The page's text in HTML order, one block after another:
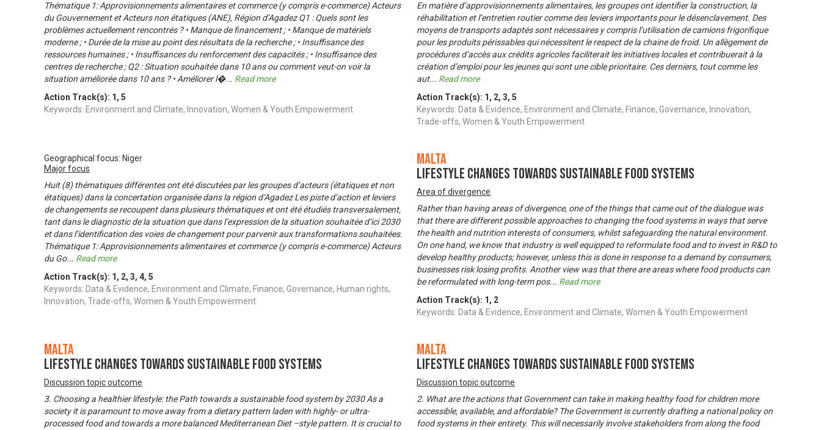
Thématique 1: Approvisionnements alimentaires et commerce (y compris e-commerce) Acteurs
du Gouvernement et Acteurs non étatiques (ANE), Région d’Agadez Q1 : Quels sont les
problèmes actuellement rencontrés ? • Manque de financement ; • Manque de matériels
moderne ; • Durée de la mise au point des résultats de la recherche ; • Insuffisance des
ressources humaines ; • Insuffisances du renforcement des capacités ; • Insuffisance des
centres de recherche ; Q2 : Situation souhaitée dans 10 ans ou comment veut-on voir la
situation améliorée dans 10 ans ? • Améliorer l�... Read more
Action Track(s): 1 , 5
Keywords: Environment and Climate, Innovation, Women & Youth Empowerment
En matière d’approvisionnements alimentaires, les groupes ont identifier la construction, la
réhabilitation et l’entretien routier comme des leviers importants pour le désenclavement. Des
moyens de transports adaptés sont nécessaires y compris l’utilisation de camions frigorifique
pour les produits périssables qui nécessitent le respect de la chaine de froid. Un allègement de
procédures d’accès aux crédits agricoles faciliterait les initiatives locales et contribuerait à la
création d’emploi pour les jeunes qui sont une cible prioritaire. Ces derniers, tout comme les
aut... Read more
Action Track(s): 1 , 2, 3, 5
Keywords: Data & Evidence, Environment and Climate, Finance, Governance, Innovation,
Trade-offs, Women & Youth Empowerment
Geographical focus: Niger
Major focus
Huit (8) thématiques différentes ont été discutées par les groupes d’acteurs (étatiques et non
étatiques) dans la concertation organisée dans la région d’Agadez Les piste d’action et leviers
de changements se recoupent dans plusieurs thématiques et ont été étudiés transversalement,
tant dans le diagnostic de la situation que dans l’expression de la situation souhaitée d’ici 2030
et dans l’identification des voies de changement pour parvenir aux transformations souhaitées.
Thématique 1: Approvisionnements alimentaires et commerce (y compris e-commerce) Acteurs
du Go... Read more
Action Track(s): 1 , 2, 3, 4, 5
Keywords: Data & Evidence, Environment and Climate, Finance, Governance, Human rights,
Innovation, Trade-offs, Women & Youth Empowerment
Malta
Lifestyle Changes towards Sustainable Food Systems
Area of divergence
Rather than having areas of divergence, one of the things that came out of the dialogue was
that there are different possible approaches to changing the food systems in ways that serve
the health and nutrition interests of consumers, whilst safeguarding the natural environment.
On one hand, we know that industry is well equipped to reformulate food and to invest in R&D to
develop healthy products; however, unless this is done in response to a demand by consumers,
businesses risk losing profits. Another view was that there are areas where food products can
be reformulated with long-term pos... Read more
Action Track(s): 1 , 2
Keywords: Data & Evidence, Environment and Climate, Women & Youth Empowerment
Malta
Lifestyle Changes towards Sustainable Food Systems
Discussion topic outcome
3. Choosing a healthier lifestyle: the Path towards a sustainable food system by 2030 As a
society it is paramount to move away from a dietary pattern laden with highly- or ultra-
processed food and towards a more balanced Mediterranean Diet –style pattern. It is crucial to
Malta
Lifestyle Changes towards Sustainable Food Systems
Discussion topic outcome
2. What are the actions that Government can take in making healthy food for children more
accessible, available, and affordable? The Government is currently drafting a national policy on
food systems in their entirety. This will necessarily involve stakeholders from along the food